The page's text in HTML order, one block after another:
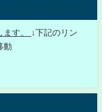
ます。
↓下記のリン
動